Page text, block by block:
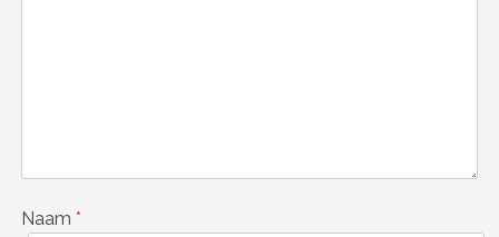
Naam *